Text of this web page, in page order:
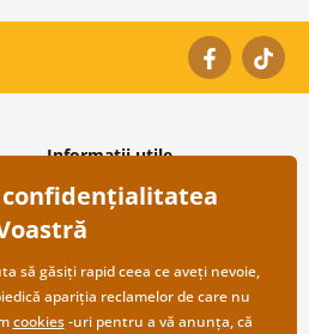
Informații utile
Despre noi
Întrebări frecvente
Contacte
Cooperare angro
confidențialitatea
să găsiți rapid ceea ce aveți nevoie,
apariția reclamelor de care nu
cookies-uri pentru a vă anunța, că